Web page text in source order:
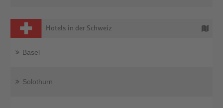
Hotels in der Schweiz
Basel
Solothurn